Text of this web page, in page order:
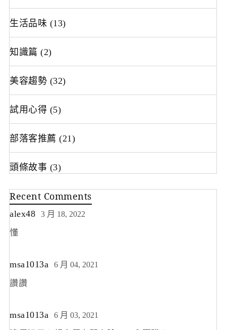
生活品味 (13)
知識篇 (2)
美容趨勢 (32)
試用心得 (5)
部落客推薦 (21)
頭條故事 (3)
Recent Comments
alex48 3 月 18, 2022
懂
msa1013a 6 月 04, 2021
讚讚
msa1013a 6 月 03, 2021